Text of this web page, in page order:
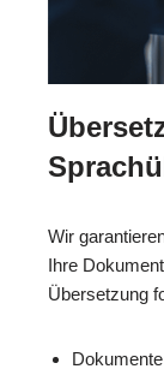
Wir
Ihre
Übersetzung